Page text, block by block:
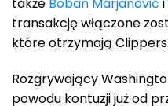
także Boban Marjanović i
transakcję włączone
które otrzymają Clippers.
Rozgrywający
powodu kontuzji już od